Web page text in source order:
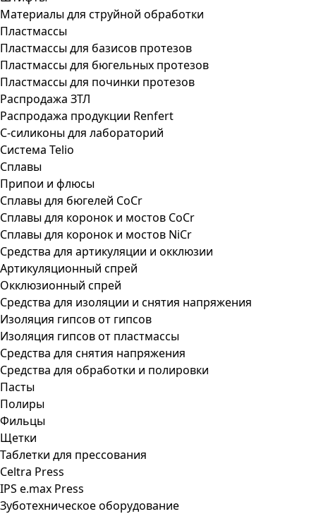
Материалы для струйной обработки
Пластмассы
Пластмассы для базисов протезов
Пластмассы для бюгельных протезов
Пластмассы для починки протезов
Распродажа ЗТЛ
Распродажа продукции Renfert
С-силиконы для лабораторий
Система Telio
Сплавы
Припои и флюсы
Сплавы для бюгелей CoCr
Сплавы для коронок и мостов CoCr
Сплавы для коронок и мостов NiCr
Средства для артикуляции и окклюзии
Артикуляционный спрей
Окклюзионный спрей
Средства для изоляции и снятия напряжения
Изоляция гипсов от гипсов
Изоляция гипсов от пластмассы
Средства для снятия напряжения
Средства для обработки и полировки
Пасты
Полиры
Фильцы
Щетки
Таблетки для прессования
Celtra Press
IPS e.max Press
Зуботехническое оборудование